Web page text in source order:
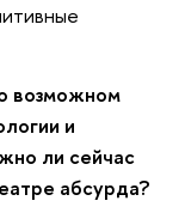
возможном
и
ли сейчас
абсурда?